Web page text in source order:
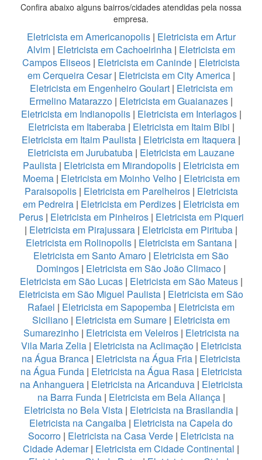
Confira abaixo alguns bairros/cidades atendidas pela nossa
empresa.
Eletricista em Americanopolis | Eletricista em Artur
Alvim | Eletricista em Cachoeirinha | Eletricista em
Campos Eliseos | Eletricista em Caninde | Eletricista
em Cerqueira Cesar| Eletricista em City America |
Eletricista em Engenheiro Goulart | Eletricista em
Ermelino Matarazzo | Eletricista em Guaianazes |
Eletricista em Indianopolis| Eletricista em Interlagos|
Eletricista em Itaberaba| Eletricista em Itaim Bibi |
Eletricista em Itaim Paulista | Eletricista em Itaquera |
Eletricista em Jurubatuba | Eletricista em Lauzane
Paulista | Eletricista em Mirandopolis | Eletricista em
Moema| Eletricista em Moinho Velho | Eletricista em
Paraisopolis| Eletricista em Parelheiros| Eletricista
em Pedreira | Eletricista em Perdizes | Eletricista em
Perus| Eletricista em Pinheiros| Eletricista em Piqueri
| Eletricista em Pirajussara | Eletricista em Pirituba |
Eletricista em Rolinopolis| Eletricista em Santana|
Eletricista em Santo Amaro | Eletricista em São
Domingos | Eletricista em São João Climaco |
Eletricista em São Lucas| Eletricista em São Mateus |
Eletricista em São Miguel Paulista | Eletricista em São
Rafael | Eletricista em Sapopemba | Eletricista em
Siciliano | Eletricista em Sumare | Eletricista em
Sumarezinho| Eletricista em Veleiros| Eletricista na
Vila Maria Zelia| Eletricista na Aclimação| Eletricista
na Água Branca | Eletricista na Água Fria | Eletricista
na Água Funda| Eletricista na Água Rasa | Eletricista
na Anhanguera| Eletricista na Aricanduva| Eletricista
na Barra Funda | Eletricista em Bela Aliança |
Eletricista no Bela Vista | Eletricista na Brasilandia |
Eletricista na Cangaiba | Eletricista na Capela do
Socorro | Eletricista na Casa Verde | Eletricista na
Cidade Ademar| Eletricista em Cidade Continental |